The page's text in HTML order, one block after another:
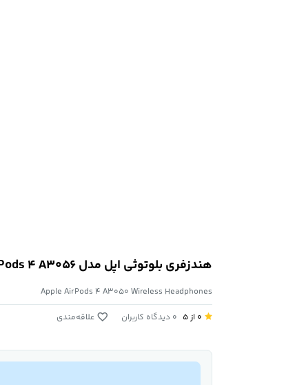
هندزفری بلوتوثی اپل مدل AirPods 4 A3056 نسخه ANC
Apple AirPods 4 A3050 Wireless Headphones
0 از ۵
0 دیدگاه کاربران علاقه‌مندی